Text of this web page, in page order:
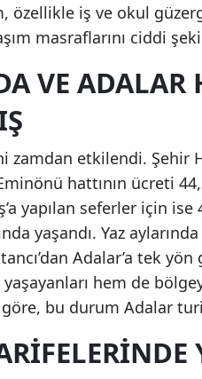
özellikle iş ve okul
masraflarını ciddi
VE
zamdan etkilendi. Şehir
hattının ücreti
yapılan seferler için
yaşandı. Yaz
Adalar’a tek
yaşayanları hem de
bu durum Adalar